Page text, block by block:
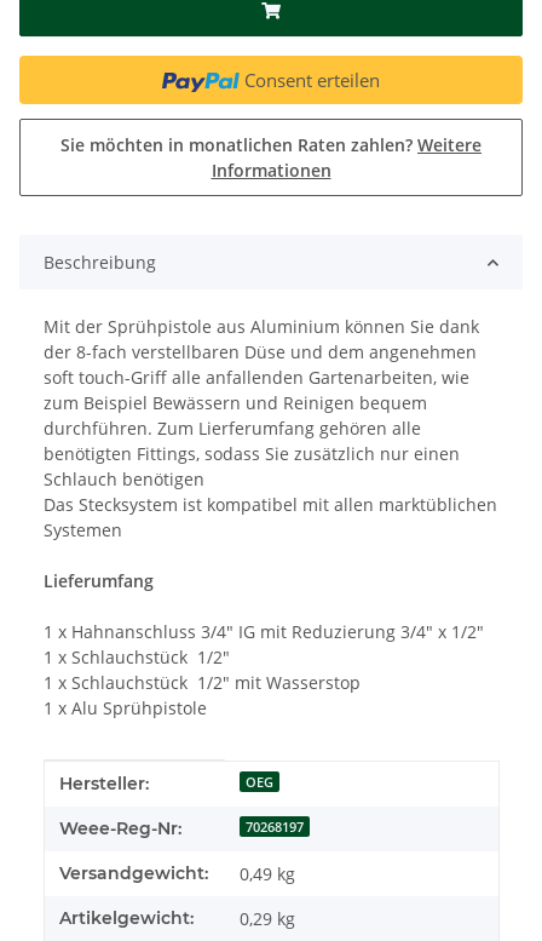
Consent erteilen
Sie möchten in monatlichen Raten zahlen? Weitere
Informationen
Beschreibung
Mit der Sprühpistole aus Aluminium können Sie dank
der 8-fach verstellbaren Düse und dem angenehmen
soft touch-Griff alle anfallenden Gartenarbeiten, wie
zum Beispiel Bewässern und Reinigen bequem
durchführen. Zum Lierferumfang gehören alle
benötigten Fittings, sodass Sie zusätzlich nur einen
Schlauch benötigen
Das Stecksystem ist kompatibel mit allen marktüblichen
Systemen
Lieferumfang
1 x Hahnanschluss 3/4" IG mit Reduzierung 3/4" x 1/2"
1 x Schlauchstück 1/2"
1 x Schlauchstück 1/2" mit Wasserstop
1 x Alu Sprühpistole
Produkteigenschaft
Wert
Hersteller: OEG
Weee-Reg-Nr: 70268197
Versandgewicht: 0,49 kg
Artikelgewicht: 0,29 kg